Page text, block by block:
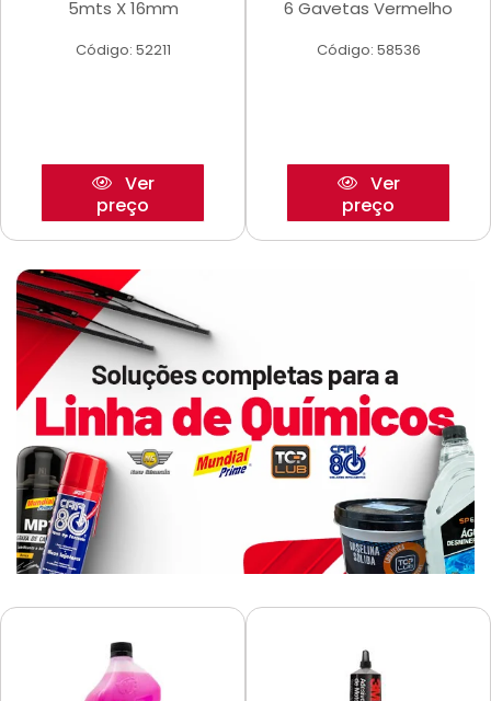
5mts X 16mm
Código: 52211
Ver
preço
6 Gavetas Vermelho
Código: 58536
Ver
preço